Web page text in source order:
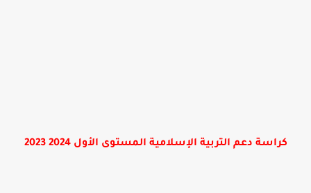
كراسة دعم التربية الإسلامية المستوى الأول 2024 2023